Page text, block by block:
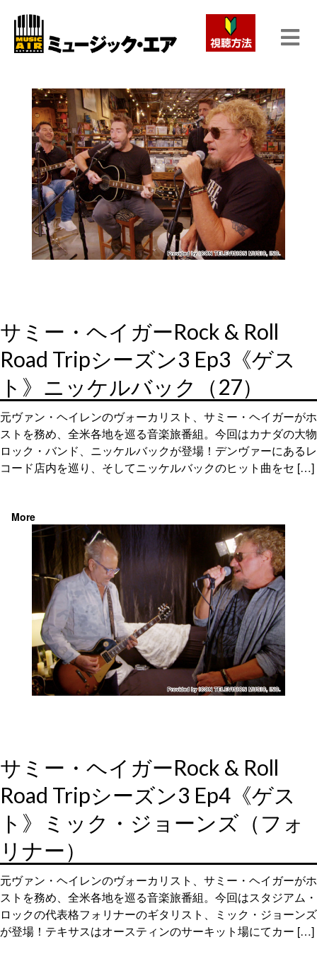
サミー・ヘイガーRock & Roll
Road Tripシーズン3 Ep3《ゲス
ト》ニッケルバック（27）
元ヴァン・ヘイレンのヴォーカリスト、サミー・ヘイガーがホ
ストを務め、全米各地を巡る音楽旅番組。今回はカナダの大物
ロック・バンド、ニッケルバックが登場！デンヴァーにあるレ
コード店内を巡り、そしてニッケルバックのヒット曲をセ […]
More
サミー・ヘイガーRock & Roll
Road Tripシーズン3 Ep4《ゲス
ト》ミック・ジョーンズ（フォ
リナー）
元ヴァン・ヘイレンのヴォーカリスト、サミー・ヘイガーがホ
ストを務め、全米各地を巡る音楽旅番組。今回はスタジアム・
ロックの代表格フォリナーのギタリスト、ミック・ジョーンズ
が登場！テキサスはオースティンのサーキット場にてカー […]